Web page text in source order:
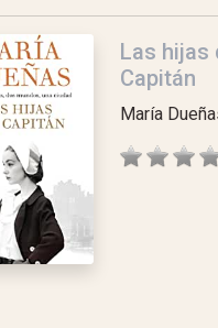
Las hijas
Capitán
María